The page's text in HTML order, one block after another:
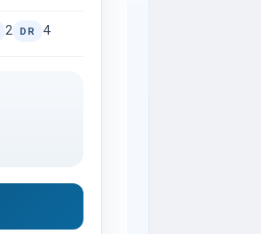
2 DR 4